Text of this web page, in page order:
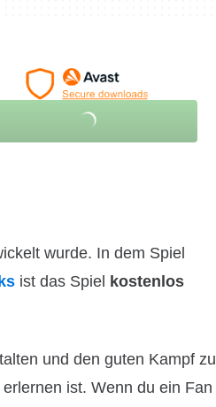
wurde. In dem Spiel
ist das Spiel kostenlos
und den guten Kampf zu
ist. Wenn du ein Fan